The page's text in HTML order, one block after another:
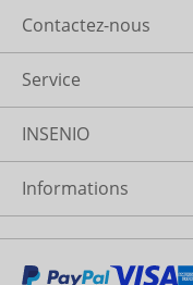
Contactez-nous
Service
INSENIO
Informations